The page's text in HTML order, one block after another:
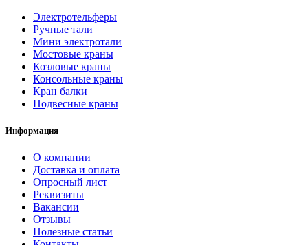
Электротельферы
Ручные тали
Мини электротали
Мостовые краны
Козловые краны
Консольные краны
Кран балки
Подвесные краны
Информация
О компании
Доставка и оплата
Опросный лист
Реквизиты
Вакансии
Отзывы
Полезные статьи